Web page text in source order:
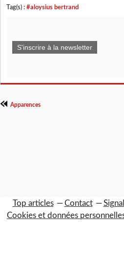
Tag(s) : #aloysius bertrand
S'inscrire à la newsletter
Apparences
Top articles Contact
Cookies et données